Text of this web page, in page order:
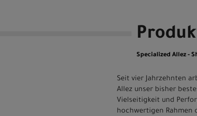
Specialized Allez -
Seit vier Jahrzehnten
Allez unser bisher
Vielseitigkeit und
hochwertigen Rahmen